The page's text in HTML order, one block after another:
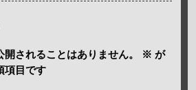
されることはありません。 ※ が
項目です